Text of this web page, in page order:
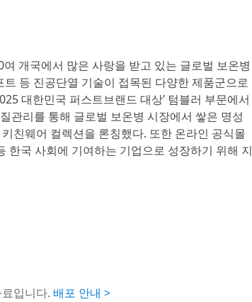
개국에서 많은 사랑을 받고 있는 글로벌 보온병
등 진공단열 기술이 접목된 다양한 제품군으로
대한민국 퍼스트브랜드 대상’ 텀블러 부문에서
관리를 통해 글로벌 보온병 시장에서 쌓은 명성
친웨어 컬렉션을 론칭했다. 또한 온라인 공식몰
한국 사회에 기여하는 기업으로 성장하기 위해 지
입니다. 배포 안내 >